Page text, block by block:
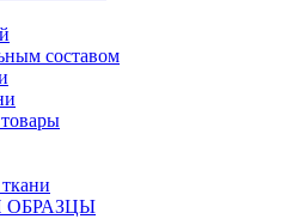
составом